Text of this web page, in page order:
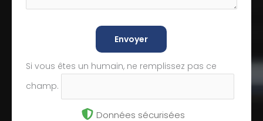
Envoyer
Si vous êtes un humain, ne remplissez pas ce
champ.
Données sécurisées